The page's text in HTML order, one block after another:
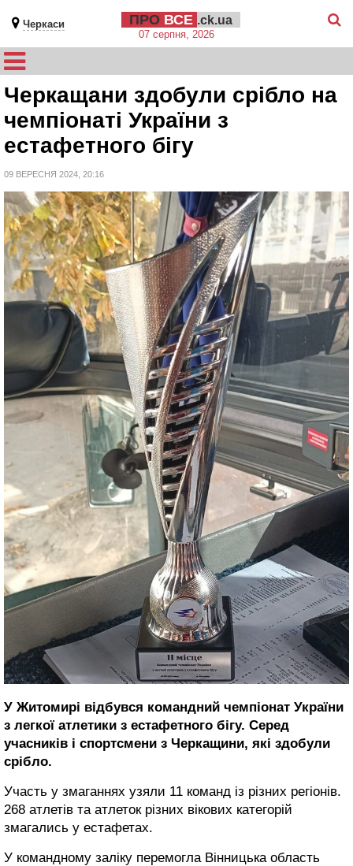
Черкаси ПРО ВСЕ .ck.ua
07 серпня, 2026
Черкащани здобули срібло на
чемпіонаті України з
естафетного бігу
09 ВЕРЕСНЯ 2024, 20:16
У Житомирі відбувся командний чемпіонат України
з легкої атлетики з естафетного бігу. Серед
учасників і спортсмени з Черкащини, які здобули
срібло.
Участь у змаганнях узяли 11 команд із різних регіонів.
268 атлетів та атлеток різних вікових категорій
змагались у естафетах.
У командному заліку перемогла Вінницька область